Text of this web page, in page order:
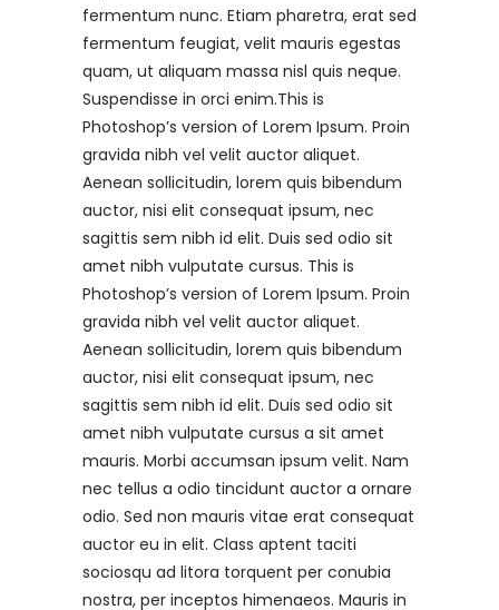
fermentum nunc. Etiam pharetra, erat sed
fermentum feugiat, velit mauris egestas
quam, ut aliquam massa nisl quis neque.
Suspendisse in orci enim.This is
Photoshop’s version of Lorem Ipsum. Proin
gravida nibh vel velit auctor aliquet.
Aenean sollicitudin, lorem quis bibendum
auctor, nisi elit consequat ipsum, nec
sagittis sem nibh id elit. Duis sed odio sit
amet nibh vulputate cursus. This is
Photoshop’s version of Lorem Ipsum. Proin
gravida nibh vel velit auctor aliquet.
Aenean sollicitudin, lorem quis bibendum
auctor, nisi elit consequat ipsum, nec
sagittis sem nibh id elit. Duis sed odio sit
amet nibh vulputate cursus a sit amet
mauris. Morbi accumsan ipsum velit. Nam
nec tellus a odio tincidunt auctor a ornare
odio. Sed non mauris vitae erat consequat
auctor eu in elit. Class aptent taciti
sociosqu ad litora torquent per conubia
nostra, per inceptos himenaeos. Mauris in